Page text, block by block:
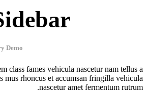
Demo
class fames vehicula nascetur nam tellus a
mus rhoncus et accumsan fringilla vehicula
nascetur amet fermentum rutrum.